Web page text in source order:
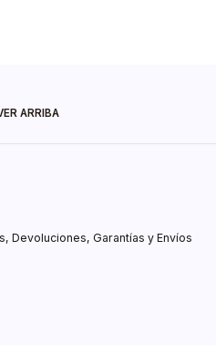
ARRIBA
Devoluciones, Garantías y Envíos